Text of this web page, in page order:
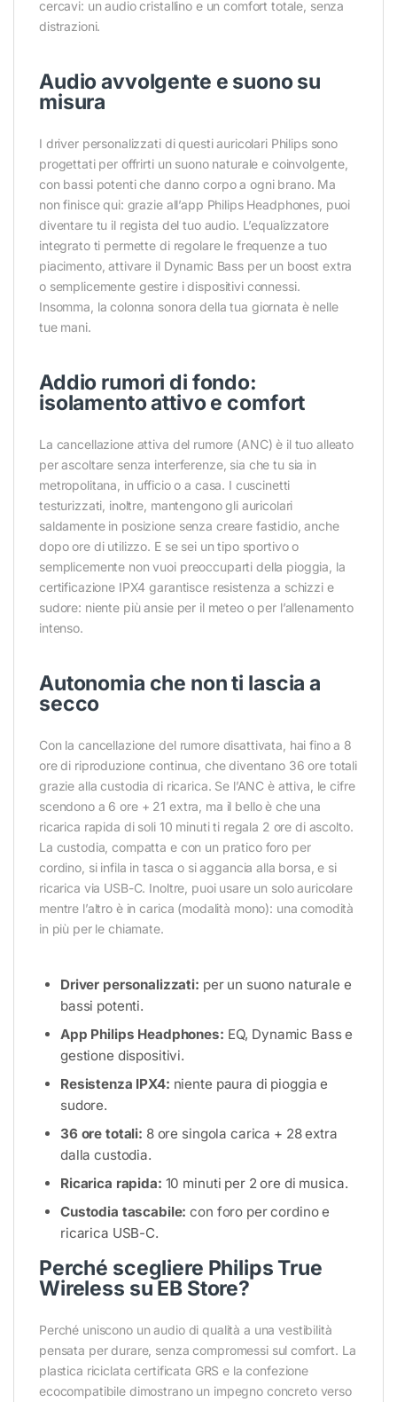
cercavi: un audio cristallino e un comfort totale, senza
distrazioni.
Audio avvolgente e suono su
misura
I driver personalizzati di questi auricolari Philips sono
progettati per offrirti un suono naturale e coinvolgente,
con bassi potenti che danno corpo a ogni brano. Ma
non finisce qui: grazie all’app Philips Headphones, puoi
diventare tu il regista del tuo audio. L’equalizzatore
integrato ti permette di regolare le frequenze a tuo
piacimento, attivare il Dynamic Bass per un boost extra
o semplicemente gestire i dispositivi connessi.
Insomma, la colonna sonora della tua giornata è nelle
tue mani.
Addio rumori di fondo:
isolamento attivo e comfort
La cancellazione attiva del rumore (ANC) è il tuo alleato
per ascoltare senza interferenze, sia che tu sia in
metropolitana, in ufficio o a casa. I cuscinetti
testurizzati, inoltre, mantengono gli auricolari
saldamente in posizione senza creare fastidio, anche
dopo ore di utilizzo. E se sei un tipo sportivo o
semplicemente non vuoi preoccuparti della pioggia, la
certificazione IPX4 garantisce resistenza a schizzi e
sudore: niente più ansie per il meteo o per l’allenamento
intenso.
Autonomia che non ti lascia a
secco
Con la cancellazione del rumore disattivata, hai fino a 8
ore di riproduzione continua, che diventano 36 ore totali
grazie alla custodia di ricarica. Se l’ANC è attiva, le cifre
scendono a 6 ore + 21 extra, ma il bello è che una
ricarica rapida di soli 10 minuti ti regala 2 ore di ascolto.
La custodia, compatta e con un pratico foro per
cordino, si infila in tasca o si aggancia alla borsa, e si
ricarica via USB-C. Inoltre, puoi usare un solo auricolare
mentre l’altro è in carica (modalità mono): una comodità
in più per le chiamate.
Driver personalizzati: per un suono naturale e
bassi potenti.
App Philips Headphones: EQ, Dynamic Bass e
gestione dispositivi.
Resistenza IPX4: niente paura di pioggia e
sudore.
36 ore totali: 8 ore singola carica + 28 extra
dalla custodia.
Ricarica rapida: 10 minuti per 2 ore di musica.
Custodia tascabile: con foro per cordino e
ricarica USB-C.
Perché scegliere Philips True
Wireless su EB Store?
Perché uniscono un audio di qualità a una vestibilità
pensata per durare, senza compromessi sul comfort. La
plastica riciclata certificata GRS e la confezione
ecocompatibile dimostrano un impegno concreto verso